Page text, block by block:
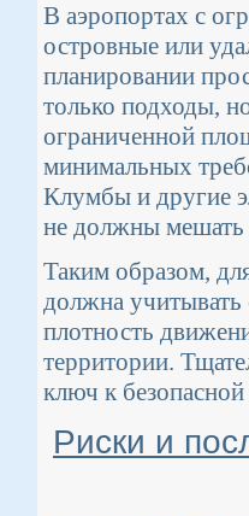
В аэропортах с
островные или
планировании
только подходы,
ограниченной
минимальных
Клумбы и другие
не должны мешать
Таким образом,
должна учитывать
плотность
территории.
ключ к
Риски и